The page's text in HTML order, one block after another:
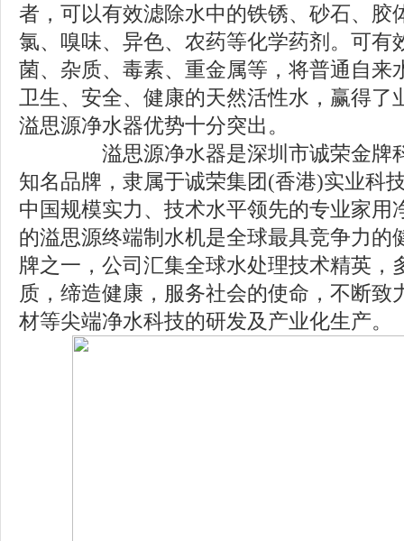
者，可以有效滤除水中的铁锈、砂石、胶
氯、嗅味、异色、农药等化学药剂。可有
菌、杂质、毒素、重金属等，将普通自来
卫生、安全、健康的天然活性水，赢得了
溢思源净水器优势十分突出。
溢思源净水器是深圳市诚荣金牌科
知名品牌，隶属于诚荣集团(香港)实业科
中国规模实力、技术水平领先的专业家用
的溢思源终端制水机是全球最具竞争力的
牌之一，公司汇集全球水处理技术精英，
质，缔造健康，服务社会的使命，不断致
材等尖端净水科技的研发及产业化生产。